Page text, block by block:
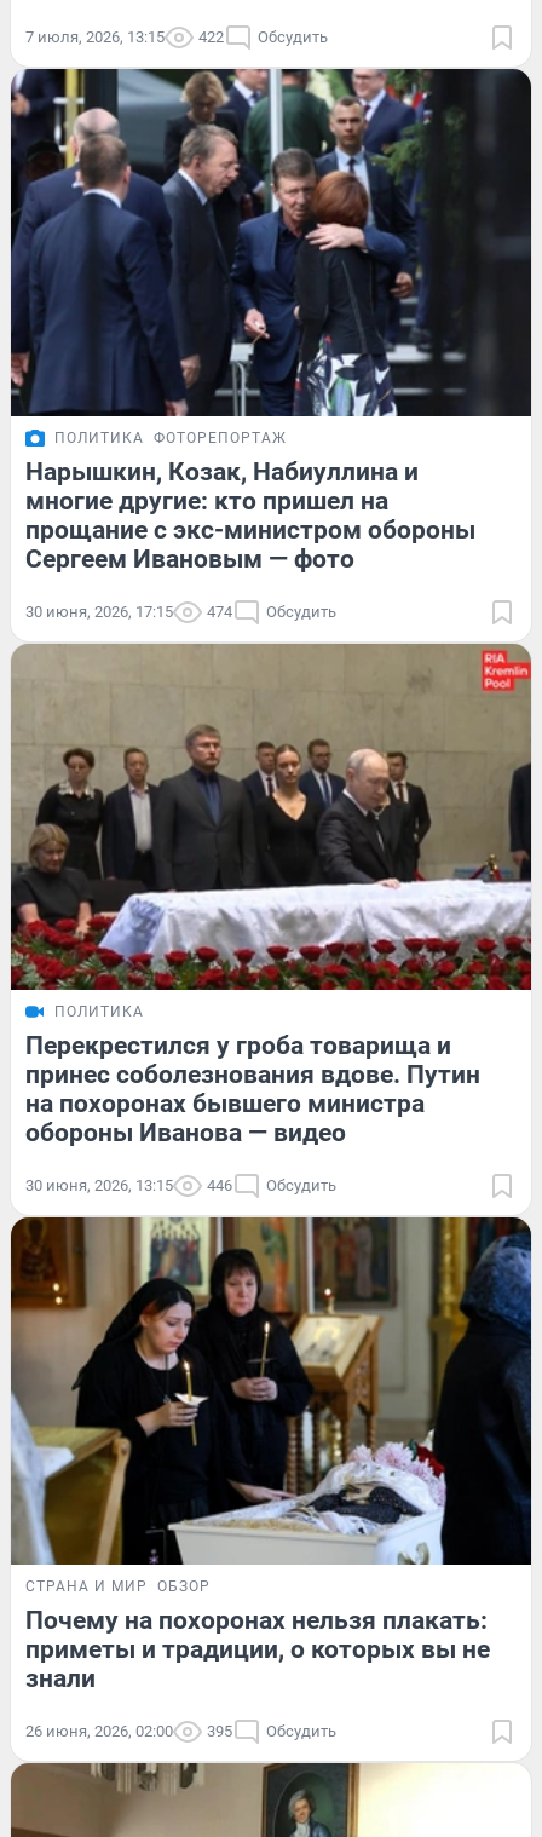
7 июля, 2026, 13:15 422 Обсудить
ПОЛИТИКА ФОТОРЕПОРТАЖ
Нарышкин, Козак, Набиуллина и
многие другие: кто пришел на
прощание с экс-министром обороны
Сергеем Ивановым — фото
30 июня, 2026, 17:15 474 Обсудить
ПОЛИТИКА
Перекрестился у гроба товарища и
принес соболезнования вдове. Путин
на похоронах бывшего министра
обороны Иванова — видео
30 июня, 2026, 13:15 446 Обсудить
СТРАНА И МИР ОБЗОР
Почему на похоронах нельзя плакать:
приметы и традиции, о которых вы не
знали
26 июня, 2026, 02:00 395 Обсудить